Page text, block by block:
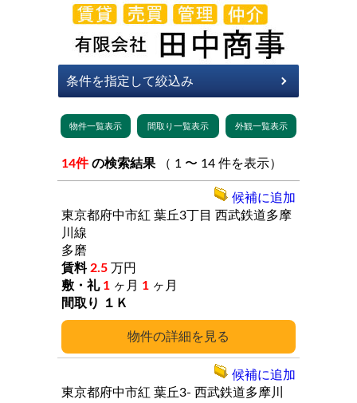
14件 の検索結果 （ 1 〜 14 件を表示）
詳細
東京都府中市紅 葉丘3丁目 西武鉄道多摩
川線
多磨
2.5 万円
1 ヶ月 1 ヶ月
１Ｋ
候補に追加
東京都府中市紅 葉丘3- 西武鉄道多摩川
候補に追加